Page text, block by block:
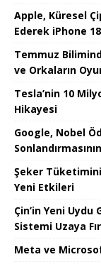
Apple, Küresel
Ederek iPhone
Temmuz
ve Orkaların
Tesla’nin 10
Hikayesi
Google, Nobel
Şeker Tüketimini
Yeni Etkileri
Çin’in Yeni
Sistemi Uzaya
Meta ve